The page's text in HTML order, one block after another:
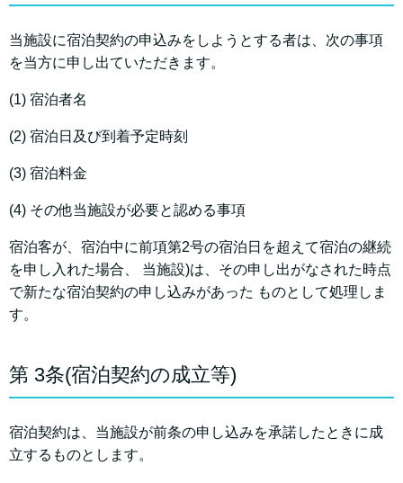
当施設に宿泊契約の申込みをしようとする者は、次の事項
を当方に申し出ていただきます。
(1) 宿泊者名
(2) 宿泊日及び到着予定時刻
(3) 宿泊料金
(4) その他当施設が必要と認める事項
宿泊客が、宿泊中に前項第2号の宿泊日を超えて宿泊の継続
を申し入れた場合、 当施設)は、その申し出がなされた時点
で新たな宿泊契約の申し込みがあった ものとして処理しま
す。
第 3条(宿泊契約の成立等)
宿泊契約は、当施設が前条の申し込みを承諾したときに成
立するものとします。